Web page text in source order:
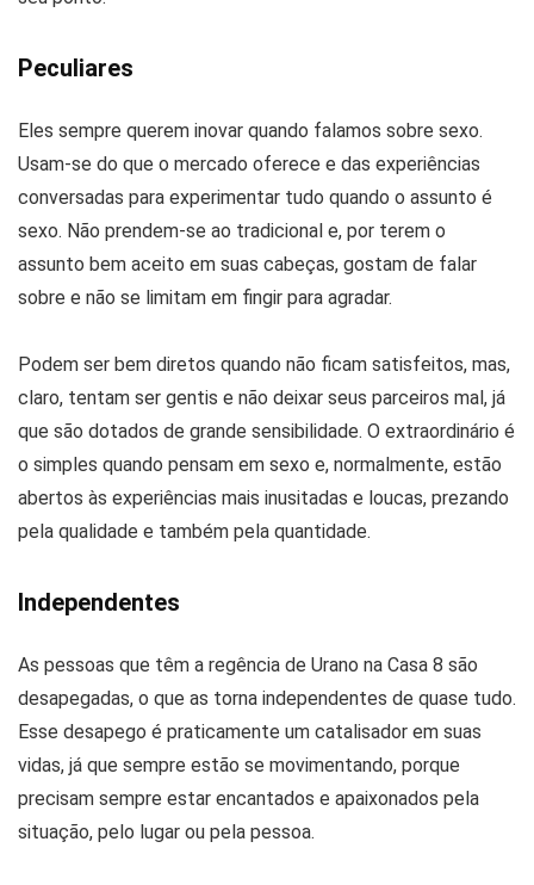
Peculiares
Eles sempre querem inovar quando falamos sobre sexo.
Usam-se do que o mercado oferece e das experiências
conversadas para experimentar tudo quando o assunto é
sexo. Não prendem-se ao tradicional e, por terem o
assunto bem aceito em suas cabeças, gostam de falar
sobre e não se limitam em fingir para agradar.
Podem ser bem diretos quando não ficam satisfeitos, mas,
claro, tentam ser gentis e não deixar seus parceiros mal, já
que são dotados de grande sensibilidade. O extraordinário é
o simples quando pensam em sexo e, normalmente, estão
abertos às experiências mais inusitadas e loucas, prezando
pela qualidade e também pela quantidade.
Independentes
As pessoas que têm a regência de Urano na Casa 8 são
desapegadas, o que as torna independentes de quase tudo.
Esse desapego é praticamente um catalisador em suas
vidas, já que sempre estão se movimentando, porque
precisam sempre estar encantados e apaixonados pela
situação, pelo lugar ou pela pessoa.